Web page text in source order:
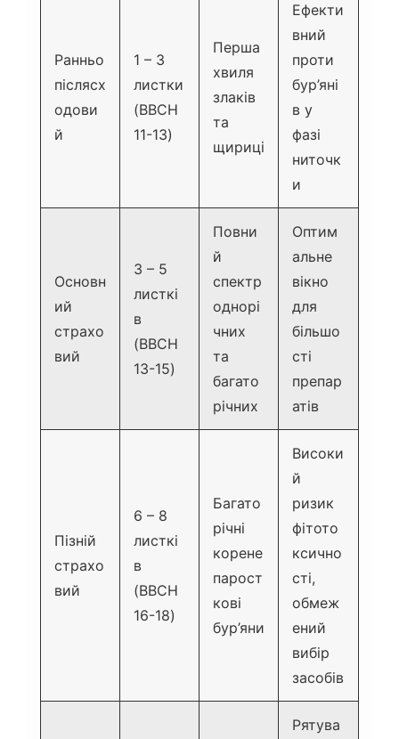
Ранньо
післясх
одови
й
1 – 3
листки
(BBCH
11-13)
Перша
хвиля
злаків
та
щириці
Ефекти
вний
проти
бур’яні
в у
фазі
ниточк
и
Основн
ий
страхо
вий
3 – 5
листкі
в
(BBCH
13-15)
Повни
й
спектр
однорі
чних
та
багато
річних
Оптим
альне
вікно
для
більшо
сті
препар
атів
Пізній
страхо
вий
6 – 8
листкі
в
(BBCH
16-18)
Багато
річні
корене
парост
кові
бур’яни
Високи
й
ризик
фітото
ксично
сті,
обмеж
ений
вибір
засобів
Рятува